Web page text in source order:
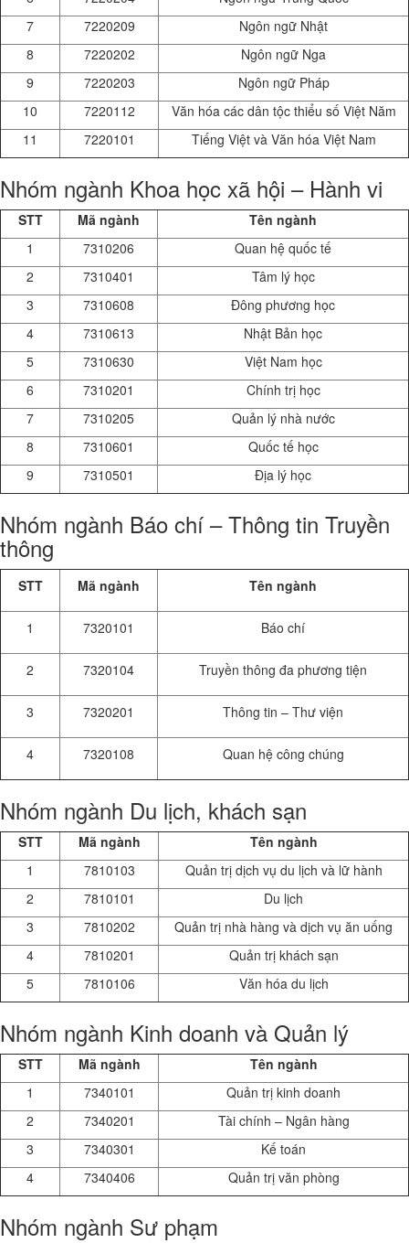
7
7220209
Ngôn ngữ Nhật
8
7220202
Ngôn ngữ Nga
9
7220203
Ngôn ngữ Pháp
10
7220112
Văn hóa các dân tộc thiểu số Việt Năm
11
7220101 Tiếng Việt và Văn hóa Việt Nam
Nhóm ngành Khoa học xã hội – Hành vi
STT Mã ngành
Tên ngành
1
7310206
Quan hệ quốc tế
2
7310401
Tâm lý học
3
7310608
Đông phương học
4
7310613
Nhật Bản học
5
7310630
Việt Nam học
6
7310201
Chính trị học
7
7310205
Quản lý nhà nước
8
7310601
Quốc tế học
9
7310501 Địa lý học
Nhóm ngành Báo chí – Thông tin Truyền
thông
STT Mã ngành Tên ngành
1 7320101 Báo chí
2 7320104 Truyền thông đa phương tiện
3 7320201 Thông tin – Thư viện
4 7320108 Quan hệ công chúng
Nhóm ngành Du lịch, khách sạn
STT Mã ngành
Tên ngành
1
7810103
Quản trị dịch vụ du lịch và lữ hành
2
7810101
Du lịch
3
7810202
Quản trị nhà hàng và dịch vụ ăn uống
4
7810201
Quản trị khách sạn
5
7810106 Văn hóa du lịch
Nhóm ngành Kinh doanh và Quản lý
STT Mã ngành
Tên ngành
1
7340101
Quản trị kinh doanh
2
7340201
Tài chính – Ngân hàng
3
7340301
Kế toán
4
7340406 Quản trị văn phòng
Nhóm ngành Sư phạm